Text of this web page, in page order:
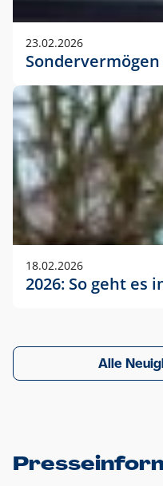
23.02.2026
18.02.2026
2026: So geht es
Alle